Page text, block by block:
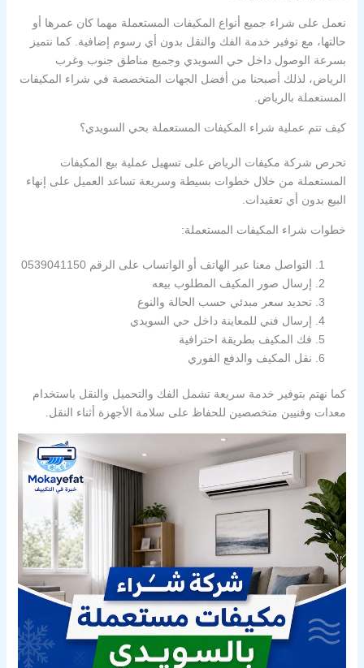
نعمل على شراء جميع أنواع المكيفات المستعملة مهما كان عمرها أو
حالتها، مع توفير خدمة الفك والنقل بدون أي رسوم إضافية. كما نتميز
بسرعة الوصول داخل حي السويدي وجميع مناطق جنوب وغرب
الرياض، لذلك أصبحنا من أفضل الجهات المتخصصة في شراء المكيفات
المستعملة بالرياض.
كيف تتم عملية شراء المكيفات المستعملة بحي السويدي؟
تحرص شركة مكيفات الرياض على تسهيل عملية بيع المكيفات
المستعملة من خلال خطوات بسيطة وسريعة تساعد العميل على إنهاء
البيع بدون أي تعقيدات.
خطوات شراء المكيفات المستعملة:
التواصل معنا عبر الهاتف أو الواتساب على الرقم 0539041150
إرسال صور المكيف المطلوب بيعه
تحديد سعر مبدئي حسب الحالة والنوع
إرسال فني للمعاينة داخل حي السويدي
فك المكيف بطريقة احترافية
نقل المكيف والدفع الفوري
كما نهتم بتوفير خدمة سريعة تشمل الفك والتحميل والنقل باستخدام
معدات وفنيين متخصصين للحفاظ على سلامة الأجهزة أثناء النقل.